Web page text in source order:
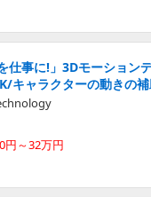
仕事に!」3Dモーション
キャラクターの動きの
円～32万円